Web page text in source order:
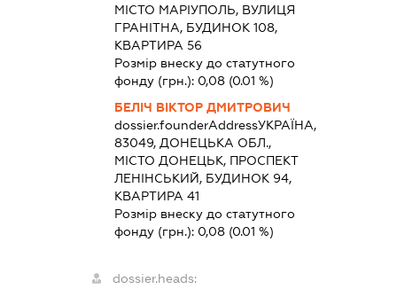
МІСТО МАРІУПОЛЬ, ВУЛИЦЯ
ГРАНІТНА, БУДИНОК 108,
КВАРТИРА 56
Розмір внеску до статутного
фонду (грн.): 0,08(0.01 %)
БЕЛІЧ ВІКТОР ДМИТРОВИЧ
dossier.founderAddressУКРАЇНА,
83049, ДОНЕЦЬКА ОБЛ.,
МІСТО ДОНЕЦЬК, ПРОСПЕКТ
ЛЕНІНСЬКИЙ, БУДИНОК 94,
КВАРТИРА 41
Розмір внеску до статутного
фонду (грн.): 0,08(0.01 %)
dossier.heads: